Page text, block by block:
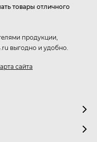
товары отличного
продукции,
выгодно и удобно.
сайта